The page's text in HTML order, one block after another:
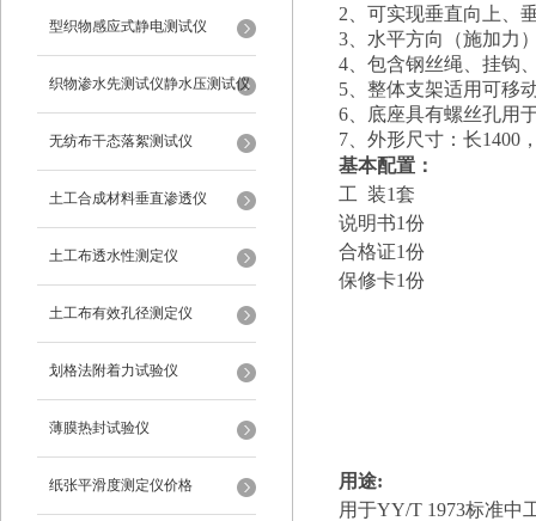
型织物感应式静电测试仪
织物渗水先测试仪静水压测试仪
无纺布干态落絮测试仪
土工合成材料垂直渗透仪
土工布透水性测定仪
土工布有效孔径测定仪
划格法附着力试验仪
薄膜热封试验仪
纸张平滑度测定仪价格
2、可实现垂直向上、
3、水平方向（施加力
4、包含钢丝绳、挂钩
5、整体支架适用可移
6、底座具有螺丝孔用
7、外形尺寸：长1400
基本配置：
工 装1套
说明书1份
合格证1份
保修卡1份
用途:
用于YY/T 1973标准中